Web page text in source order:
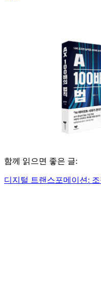
함께 읽으면 좋은 글:
디지털 트랜스포메이션: